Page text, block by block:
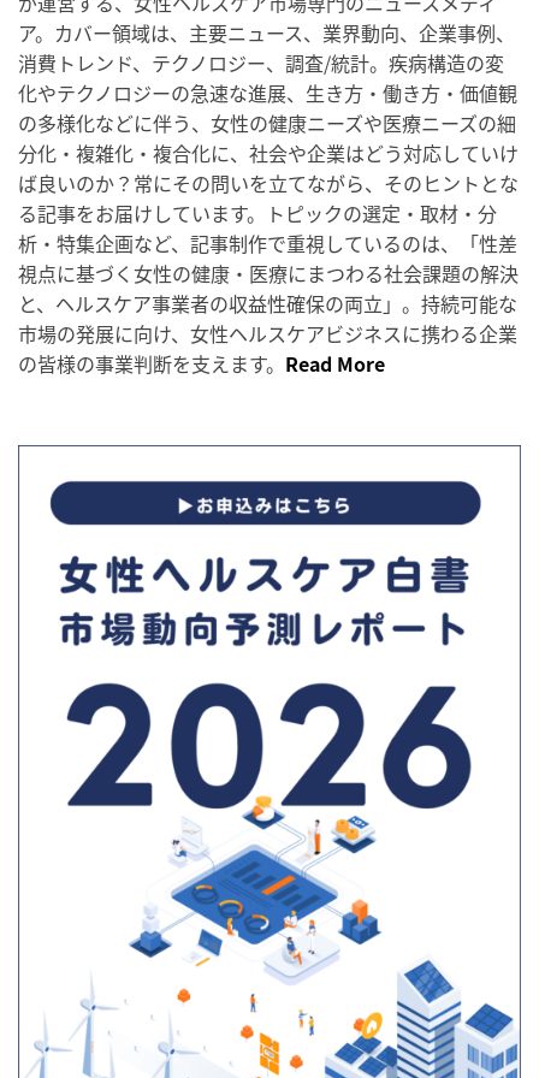
ア。カバー領域は、主要ニュース、業界動向、企業事例、
消費トレンド、テクノロジー、調査/統計。疾病構造の変
化やテクノロジーの急速な進展、生き方・働き方・価値観
の多様化などに伴う、女性の健康ニーズや医療ニーズの細
分化・複雑化・複合化に、社会や企業はどう対応していけ
ば良いのか？常にその問いを立てながら、そのヒントとな
る記事をお届けしています。トピックの選定・取材・分
析・特集企画など、記事制作で重視しているのは、「性差
視点に基づく女性の健康・医療にまつわる社会課題の解決
と、ヘルスケア事業者の収益性確保の両立」。持続可能な
市場の発展に向け、女性ヘルスケアビジネスに携わる企業
の皆様の事業判断を支えます。 Read More